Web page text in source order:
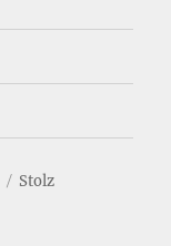
Stolz